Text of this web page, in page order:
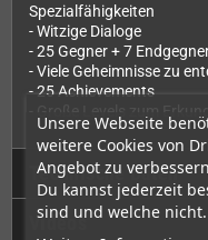
Unsere Webseite
weitere Cookies von
Angebot zu
Du kannst jederzeit
sind und welche nicht.
Spezialfähigkeiten
- Witzige Dialoge
- 25 Gegner + 7
- Viele Geheimnisse zu
- 25 Achievements
Technische Daten
Videos